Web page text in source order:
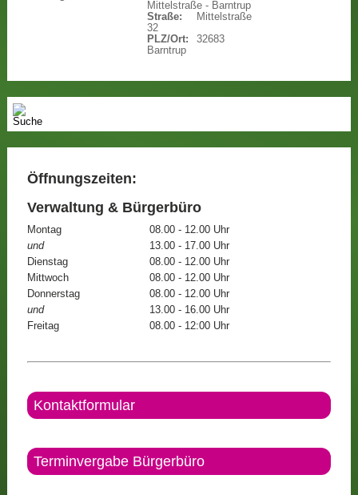
Mittelstraße - Barntrup
Straße:
Mittelstraße
32
PLZ/Ort:
32683
Barntrup
Öffnungszeiten:
Verwaltung & Bürgerbüro
Montag
08.00 - 12.00 Uhr
und
13.00 - 17.00 Uhr
Dienstag
08.00 - 12.00 Uhr
Mittwoch
08.00 - 12.00 Uhr
Donnerstag
08.00 - 12.00 Uhr
und
13.00 - 16.00 Uhr
Freitag
08.00 - 12:00 Uhr
Kontaktformular
Terminvergabe Bürgerbüro